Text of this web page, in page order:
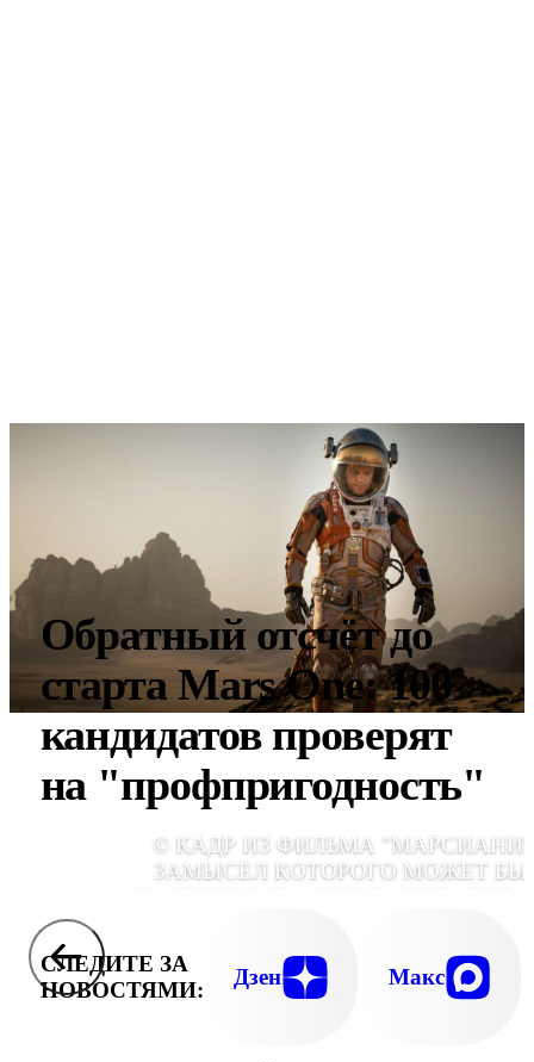
Обратный отсчёт до
старта Mars One: 100
кандидатов проверят
на "профпригодность"
© КАДР ИЗ ФИЛЬМА
ЗАМЫСЕЛ КОТОРОГО МОЖЕТ
МАСШТАБНОМУ ПРОЕКТУ. ,
С САЙТА
СЛЕДИТЕ ЗА
НОВОСТЯМИ:
Дзен Макс